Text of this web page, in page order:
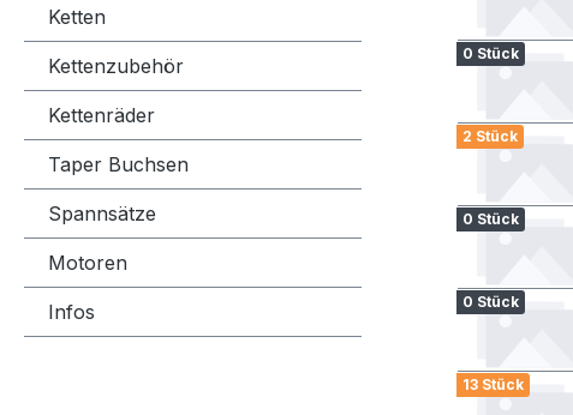
Ketten
Kettenzubehör
Kettenräder
Taper Buchsen
Spannsätze
Motoren
Infos
0 Stück
2 Stück
0 Stück
0 Stück
13 Stück